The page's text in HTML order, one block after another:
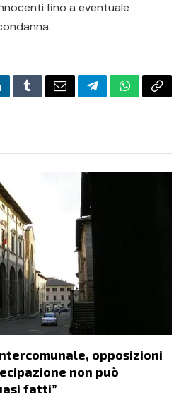
fino a eventuale
TumblrEmailTelegramWhatsApp
Copy
opposizioni
non può
fatti”